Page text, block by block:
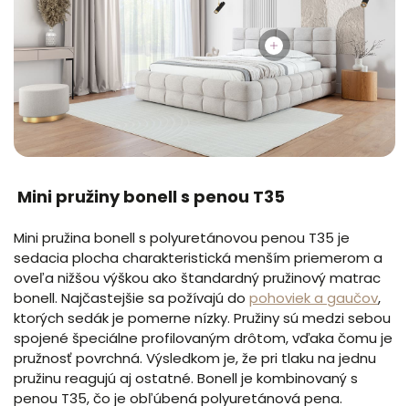
Mini pružiny bonell s penou T35
Mini pružina bonell s polyuretánovou penou T35 je
sedacia plocha charakteristická menším priemerom a
oveľa nižšou výškou ako štandardný pružinový matrac
bonell. Najčastejšie sa požívajú do pohoviek a gaučov,
ktorých sedák je pomerne nízky. Pružiny sú medzi sebou
spojené špeciálne profilovaným drôtom, vďaka čomu je
pružnosť povrchná. Výsledkom je, že pri tlaku na jednu
pružinu reagujú aj ostatné. Bonell je kombinovaný s
penou T35, čo je obľúbená polyuretánová pena.